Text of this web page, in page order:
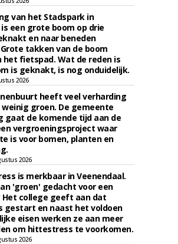
van het Stadspark in
een grote boom op drie
en naar beneden
takken van de boom
het fietspad. Wat de reden is
is geknakt, is nog onduidelijk.
2026
heeft veel verharding
groen. De gemeente
gaat de komende tijd aan de
vergroeningsproject waar
is voor bomen, planten en
2026
is merkbaar in Veenendaal.
'groen' gedacht voor een
Het college geeft aan dat
gestart en naast het voldoen
eisen werken ze aan meer
om hittestress te voorkomen.
2026